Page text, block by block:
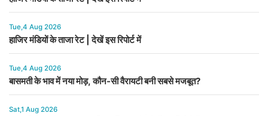
Tue,4 Aug 2026
हाजिर मंडियों के ताजा रेट | देखें इस रिपोर्ट में
Tue,4 Aug 2026
बासमती के भाव में नया मोड़, कौन-सी वैरायटी बनी सबसे मजबूत?
Sat,1 Aug 2026